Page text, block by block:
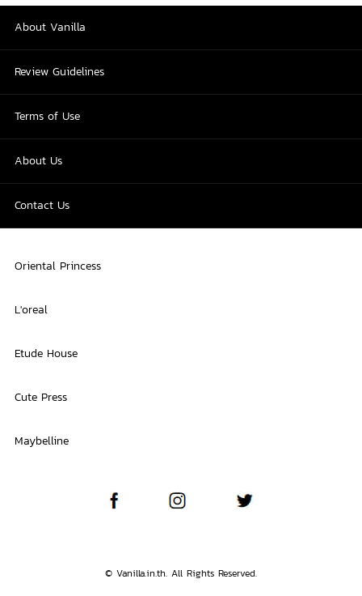
About Vanilla
Review Guidelines
Terms of Use
About Us
Contact Us
Oriental Princess
L'oreal
Etude House
Cute Press
Maybelline
© Vanilla.in.th. All Rights Reserved.